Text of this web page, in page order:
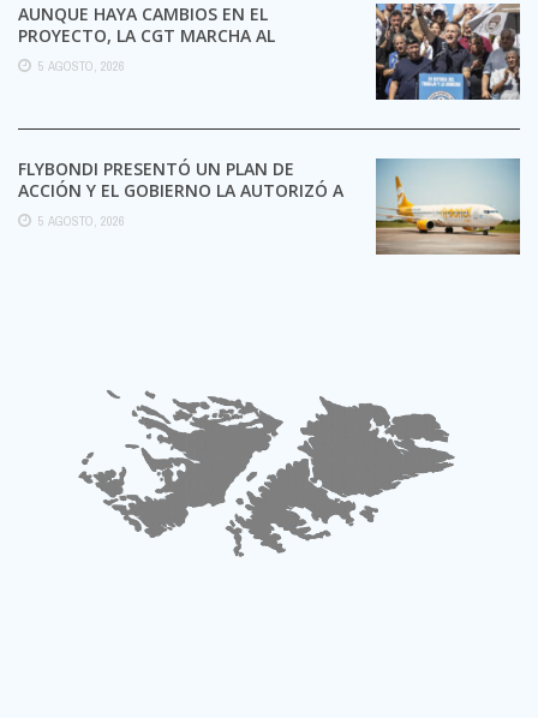
AUNQUE HAYA CAMBIOS EN EL
PROYECTO, LA CGT MARCHA AL
CONGRESO CONTRA LA LEY DE ...
5 AGOSTO, 2026
FLYBONDI PRESENTÓ UN PLAN DE
ACCIÓN Y EL GOBIERNO LA AUTORIZÓ A
SEGUIR OPERANDO
5 AGOSTO, 2026